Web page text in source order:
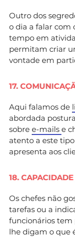
Outro dos
o dia a falar com
tempo em
permitam criar
vontade em
17.
Aqui falamos de
abordada
sobre e-mails e
atento a este
apresenta aos
18.
Os chefes não
tarefas ou a
funcionários tem
lhe digam o que